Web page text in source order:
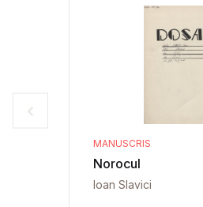
MANUSCRIS
Norocul
Ioan Slavici